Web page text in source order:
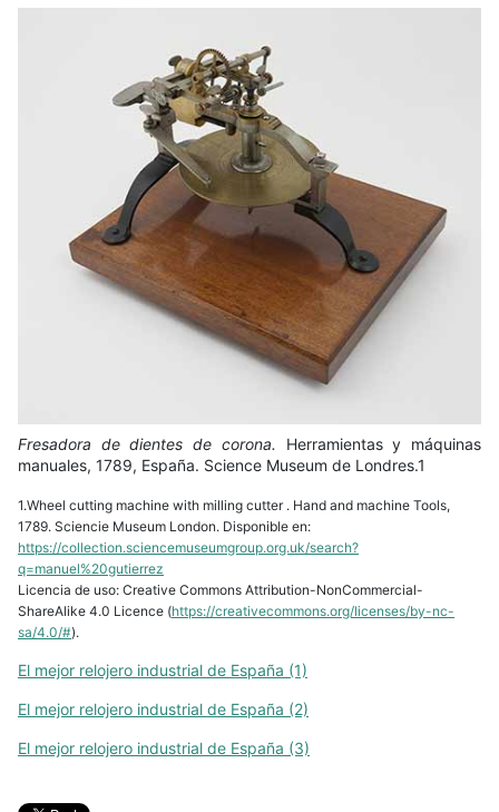
Fresadora de dientes de corona.
Herramientas y máquinas
manuales, 1789, España. Science Museum de Londres.1
1.Wheel cutting machine with milling cutter . Hand and machine Tools,
1789. Sciencie Museum London. Disponible en:
https://collection.sciencemuseumgroup.org.uk/search?
q=manuel%20gutierrez
Licencia de uso: Creative Commons Attribution-NonCommercial-
ShareAlike 4.0 Licence (https://creativecommons.org/licenses/by-nc-
sa/4.0/#).
El mejor relojero industrial de España (1)
El mejor relojero industrial de España (2)
El mejor relojero industrial de España (3)